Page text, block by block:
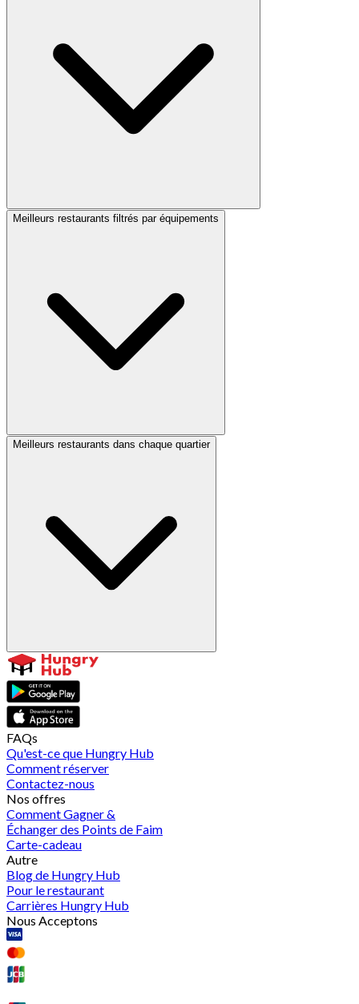
Meilleurs restaurants filtrés par équipements
Meilleurs restaurants dans chaque quartier
FAQs
Qu'est-ce que Hungry Hub
Comment réserver
Contactez-nous
Nos offres
Comment Gagner &
Échanger des Points de Faim
Carte-cadeau
Autre
Blog de Hungry Hub
Pour le restaurant
Carrières Hungry Hub
Nous Acceptons